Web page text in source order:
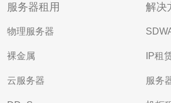
服务器租用
物理服务器
裸金属
云服务器
解决
IP租
服务